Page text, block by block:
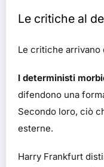
Le critiche al
Le critiche arrivano
I deterministi
difendono una
Secondo loro, ciò
esterne.
Harry Frankfurt